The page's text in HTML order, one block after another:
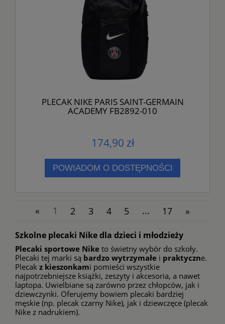
PLECAK NIKE PARIS SAINT-GERMAIN
ACADEMY FB2892-010
174,90 zł
POWIADOM O DOSTĘPNOŚCI
« 1 2 3 4 5 ... 17 »
Szkolne plecaki Nike dla dzieci i młodzieży
Plecaki sportowe Nike to świetny wybór do szkoły.
Plecaki tej marki są bardzo wytrzymałe i praktyczne.
Plecak z kieszonkami pomieści wszystkie
najpotrzebniejsze książki, zeszyty i akcesoria, a nawet
laptopa. Uwielbiane są zarówno przez chłopców, jak i
dziewczynki. Oferujemy bowiem plecaki bardziej
męskie (np. plecak czarny Nike), jak i dziewczęce (plecak
Nike z nadrukiem).